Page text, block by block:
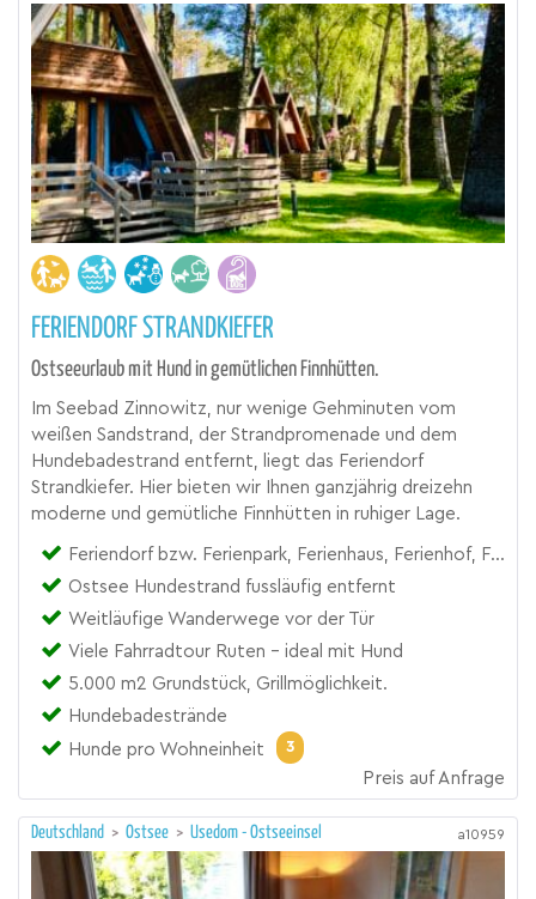
FERIENDORF STRANDKIEFER
Ostseeurlaub mit Hund in gemütlichen Finnhütten.
Im Seebad Zinnowitz, nur wenige Gehminuten vom
weißen Sandstrand, der Strandpromenade und dem
Hundebadestrand entfernt, liegt das Feriendorf
Strandkiefer. Hier bieten wir Ihnen ganzjährig dreizehn
moderne und gemütliche Finnhütten in ruhiger Lage.
Feriendorf bzw. Ferienpark, Ferienhaus, Ferienhof, Ferienhütte, Hüttendorf
Ostsee Hundestrand fussläufig entfernt
Weitläufige Wanderwege vor der Tür
Viele Fahrradtour Ruten - ideal mit Hund
5.000 m2 Grundstück, Grillmöglichkeit.
Hundebadestrände
Hunde pro Wohneinheit
3
Preis auf Anfrage
Deutschland > Ostsee > Usedom - Ostseeinsel a10959